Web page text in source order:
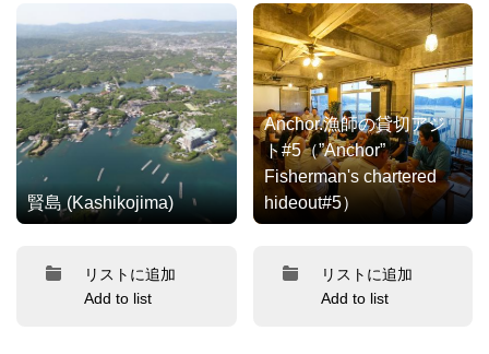
賢島 (Kashikojima)
リストに追加
Add to list
Anchor.漁師の貸切アジ
ト#5（”Anchor”
Fisherman's chartered
hideout#5）
リストに追加
Add to list